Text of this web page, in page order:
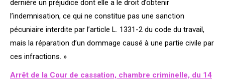
dernière un préjudice dont elle a le droit d’obtenir
l’indemnisation, ce qui ne constitue pas une sanction
pécuniaire interdite par l’article L. 1331-2 du code du travail,
mais la réparation d’un dommage causé à une partie civile par
ces infractions. »
Arrêt de la Cour de cassation, chambre criminelle, du 14